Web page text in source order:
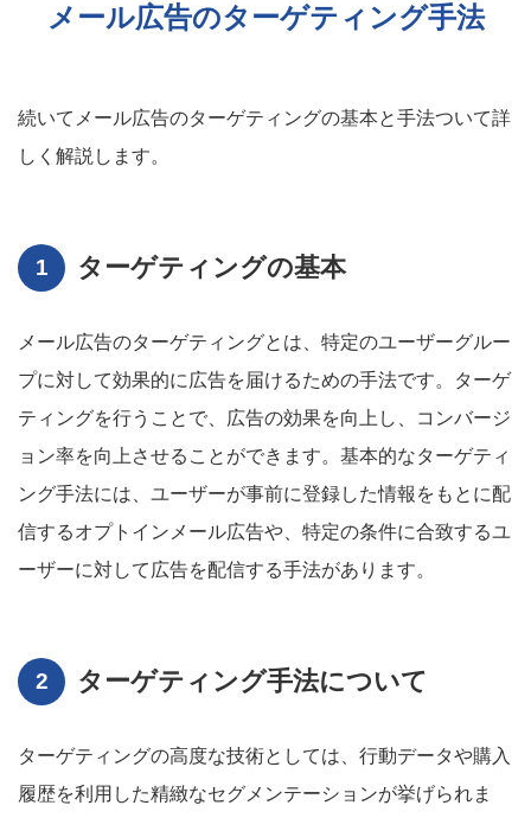
メール広告のターゲティング手法
続いてメール広告のターゲティングの基本と手法ついて詳
しく解説します。
ターゲティングの基本
メール広告のターゲティングとは、特定のユーザーグルー
プに対して効果的に広告を届けるための手法です。ターゲ
ティングを行うことで、広告の効果を向上し、コンバージ
ョン率を向上させることができます。基本的なターゲティ
ング手法には、ユーザーが事前に登録した情報をもとに配
信するオプトインメール広告や、特定の条件に合致するユ
ーザーに対して広告を配信する手法があります。
ターゲティング手法について
ターゲティングの高度な技術としては、行動データや購入
履歴を利用した精緻なセグメンテーションが挙げられま